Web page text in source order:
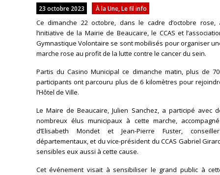
23 octobre 2023 À la Une, Le fil info
Ce dimanche 22 octobre, dans le cadre d’octobre rose,
l’initiative de la Mairie de Beaucaire, le CCAS et
Gymnastique Volontaire se sont mobilisés pour organiser
marche rose au profit de la lutte contre le cancer du sein.
Partis du Casino Municipal ce dimanche matin, plus de
participants ont parcouru plus de 6 kilomètres pour
l’Hôtel de Ville.
Le Maire de Beaucaire, Julien Sanchez, a participé avec
nombreux élus municipaux à cette marche,
d’Elisabeth Mondet et Jean-Pierre Fuster,
départementaux, et du vice-président du CCAS Gabriel
sensibles eux aussi à cette cause.
Cet événement visait à sensibiliser le grand public à